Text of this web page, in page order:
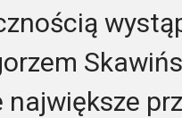
największe